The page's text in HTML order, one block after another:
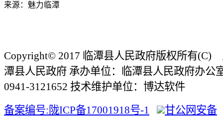
来源：魅力临潭
Copyright© 2017 临潭县人民政府版权所有(C)
潭县人民政府 承办单位：临潭县人民政府办
0941-3121652 技术维护单位：博达软件
备案编号:陇ICP备17001918号-1
甘公网安备